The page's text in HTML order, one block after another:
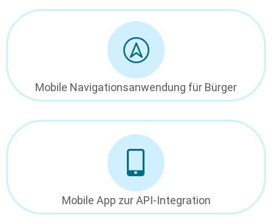
Mobile Navigationsanwendung für Bürger
Mobile App zur API-Integration